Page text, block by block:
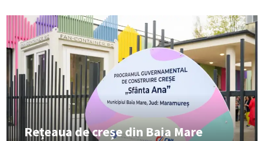
Rețeaua de creșe din Baia Mare